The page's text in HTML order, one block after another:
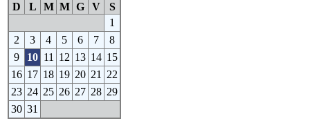
D
L M M G V
S
1
2
3 4 5 6 7
8
9
10 11 12 13 14 15
16 17 18 19 20 21
22
23 24 25 26 27 28 29
30 31